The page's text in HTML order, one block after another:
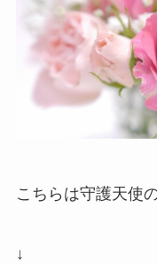
こちらは守護天使
↓